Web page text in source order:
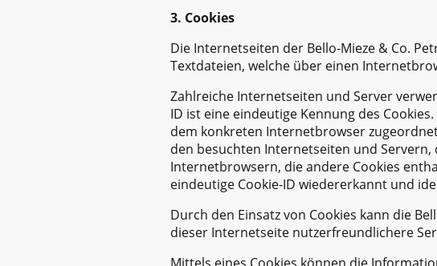
3. Cookies
Die Internetseiten der Bello-Mieze & Co.
Textdateien, welche über einen
Zahlreiche Internetseiten und Server
ID ist eine eindeutige Kennung des
dem konkreten Internetbrowser
den besuchten Internetseiten und
Internetbrowsern, die andere Cookies
eindeutige Cookie-ID wiedererkannt und
Durch den Einsatz von Cookies kann die
dieser Internetseite nutzerfreundlichere